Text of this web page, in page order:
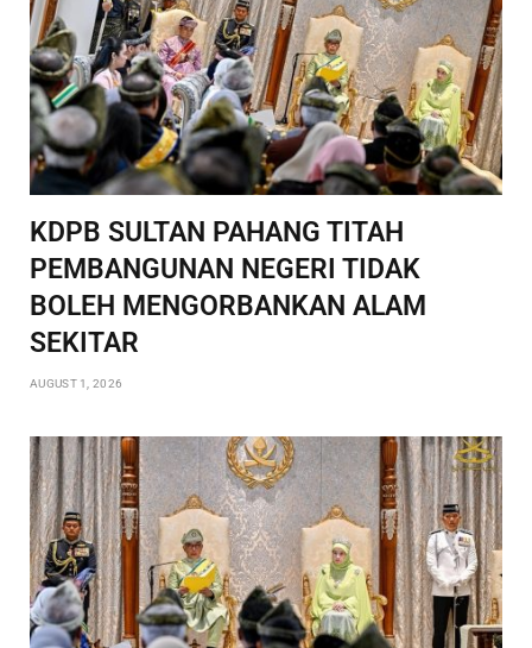
KDPB SULTAN PAHANG TITAH
PEMBANGUNAN NEGERI TIDAK
BOLEH MENGORBANKAN ALAM
SEKITAR
AUGUST 1, 2026